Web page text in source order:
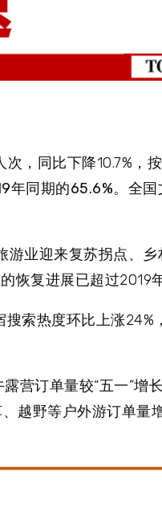
次 ，同比下降10.7%，
年同期的65.6%。全国
游业迎来复苏拐点、
恢复进展已超过2019
索热度环比上涨24%
营订单量较“五一”增
越野等户外游订单量